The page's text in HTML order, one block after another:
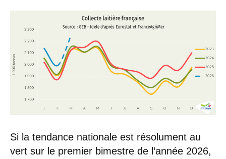
Si la tendance nationale est résolument au
vert sur le premier bimestre de l’année 2026,